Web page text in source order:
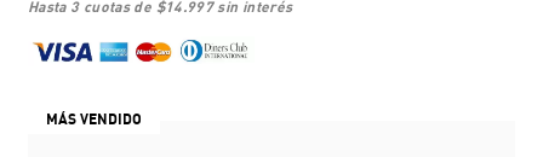
hasta 3 cuotas de $14.997sin interés
MÁS VENDIDO